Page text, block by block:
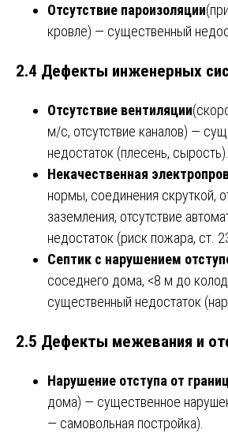
Отсутствие пароизоляции
кровле) — существенный
2.4 Дефекты инженерных
Отсутствие вентиляции
м/с, отсутствие каналов) —
недостаток (плесень, сырость).
Некачественная
нормы, соединения скруткой,
заземления, отсутствие
недостаток (риск пожара, ст.
Септик с нарушением
соседнего дома, <8 м до
существенный недостаток
2.5 Дефекты межевания и
Нарушение отступа от
дома) — существенное
— самовольная постройка).